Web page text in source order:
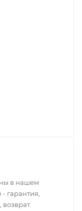
в нашем
- гарантия,